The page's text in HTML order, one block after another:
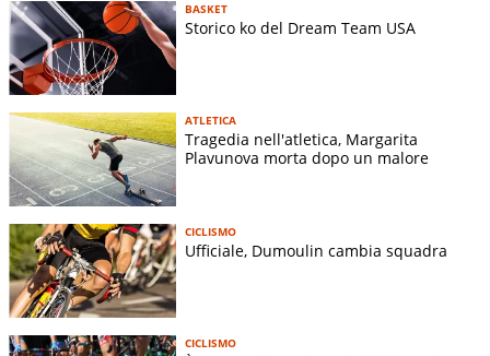
BASKET
Storico ko del Dream Team USA
ATLETICA
Tragedia nell'atletica, Margarita
Plavunova morta dopo un malore
CICLISMO
Ufficiale, Dumoulin cambia squadra
CICLISMO